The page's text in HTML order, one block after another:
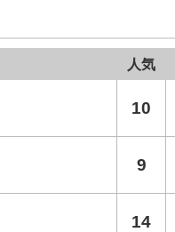
人気
10
9
14